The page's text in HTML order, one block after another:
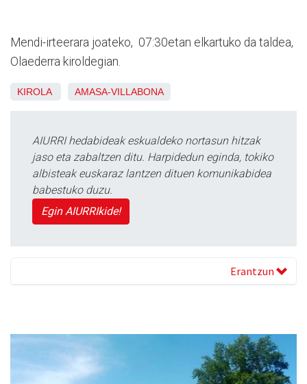
Mendi-irteerara joateko, 07:30etan elkartuko da taldea,
Olaederra kiroldegian.
KIROLA AMASA-VILLABONA
AIURRI hedabideak eskualdeko nortasun hitzak
jaso eta zabaltzen ditu. Harpidedun eginda, tokiko
albisteak euskaraz lantzen dituen komunikabidea
babestuko duzu.
Egin AIURRIkide!
Erantzun